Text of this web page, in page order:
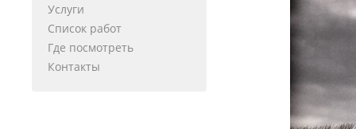
Услуги
Список работ
Где посмотреть
Контакты